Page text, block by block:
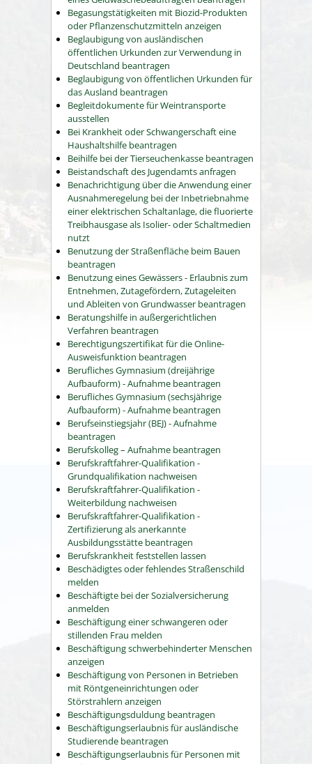
Begasungstätigkeiten mit Biozid-Produkten
oder Pflanzenschutzmitteln anzeigen
Beglaubigung von ausländischen
öffentlichen Urkunden zur Verwendung in
Deutschland beantragen
Beglaubigung von öffentlichen Urkunden für
das Ausland beantragen
Begleitdokumente für Weintransporte
ausstellen
Bei Krankheit oder Schwangerschaft eine
Haushaltshilfe beantragen
Beihilfe bei der Tierseuchenkasse beantragen
Beistandschaft des Jugendamts anfragen
Benachrichtigung über die Anwendung einer
Ausnahmeregelung bei der Inbetriebnahme
einer elektrischen Schaltanlage, die fluorierte
Treibhausgase als Isolier- oder Schaltmedien
nutzt
Benutzung der Straßenfläche beim Bauen
beantragen
Benutzung eines Gewässers - Erlaubnis zum
Entnehmen, Zutagefördern, Zutageleiten
und Ableiten von Grundwasser beantragen
Beratungshilfe in außergerichtlichen
Verfahren beantragen
Berechtigungszertifikat für die Online-
Ausweisfunktion beantragen
Berufliches Gymnasium (dreijährige
Aufbauform) - Aufnahme beantragen
Berufliches Gymnasium (sechsjährige
Aufbauform) - Aufnahme beantragen
Berufseinstiegsjahr (BEJ) - Aufnahme
beantragen
Berufskolleg – Aufnahme beantragen
Berufskraftfahrer-Qualifikation -
Grundqualifikation nachweisen
Berufskraftfahrer-Qualifikation -
Weiterbildung nachweisen
Berufskraftfahrer-Qualifikation -
Zertifizierung als anerkannte
Ausbildungsstätte beantragen
Berufskrankheit feststellen lassen
Beschädigtes oder fehlendes Straßenschild
melden
Beschäftigte bei der Sozialversicherung
anmelden
Beschäftigung einer schwangeren oder
stillenden Frau melden
Beschäftigung schwerbehinderter Menschen
anzeigen
Beschäftigung von Personen in Betrieben
mit Röntgeneinrichtungen oder
Störstrahlern anzeigen
Beschäftigungsduldung beantragen
Beschäftigungserlaubnis für ausländische
Studierende beantragen
Beschäftigungserlaubnis für Personen mit